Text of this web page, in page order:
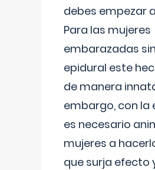
debes empezar
Para las mujeres
embarazadas sin
epidural este
de manera
embargo, con la
es necesario
mujeres a
que surja efecto